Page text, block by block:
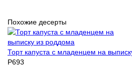
Похожие десерты
Торт капуста с младенцем на
P693